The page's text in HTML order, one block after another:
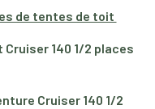
de tentes de toit
140 1/2 places
Cruiser 140 1/2